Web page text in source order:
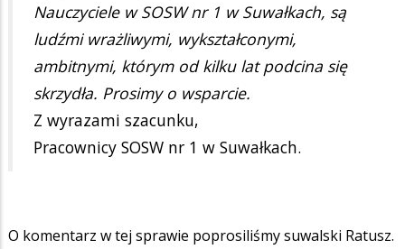
Nauczyciele w SOSW nr 1 w Suwałkach, są
ludźmi wrażliwymi, wykształconymi,
ambitnymi, którym od kilku lat podcina się
skrzydła. Prosimy o wsparcie.
Z wyrazami szacunku,
Pracownicy SOSW nr 1 w Suwałkach.
O komentarz w tej sprawie poprosiliśmy suwalski Ratusz.